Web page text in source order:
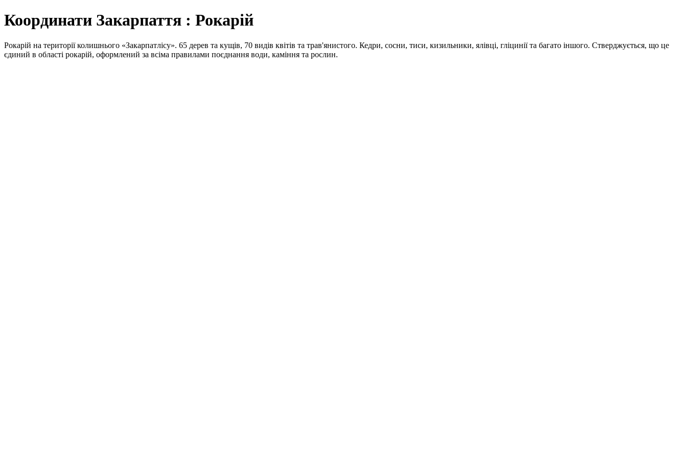
Координати Закарпаття : Рокарій
Рокарій на території колишнього «Закарпатлісу». 65 дерев та кущів, 70 видів квітів та трав'янистого. Кедри, сосни, тиси, кизильники, ялівці, гліцинії та багато іншого. Стверджується, що це
єдиний в області рокарій, оформлений за всіма правилами поєднання води, каміння та рослин.